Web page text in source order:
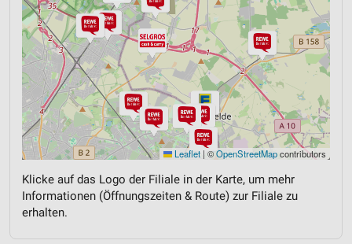
Leaflet | ©OpenStreetMapcontributors
Klicke auf das Logo der Filiale in der Karte, um mehr
Informationen (Öffnungszeiten & Route) zur Filiale zu
erhalten.